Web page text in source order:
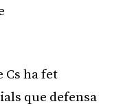
Cs ha fet
que defensa